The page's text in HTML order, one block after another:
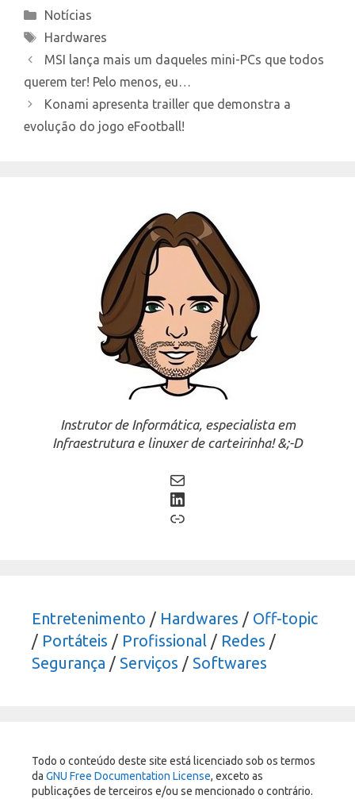
Categories
Notícias
Tags
Hardwares
MSI lança mais um daqueles mini-PCs que todos
querem ter! Pelo menos, eu…
Konami apresenta trailler que demonstra a
evolução do jogo eFootball!
Instrutor de Informática, especialista em
Infraestrutura e linuxer de carteirinha! &;-D
Mail
LinkedIn
Link
Entretenimento / Hardwares / Off-topic
/ Portáteis / Profissional / Redes /
Segurança / Serviços / Softwares
Todo o conteúdo deste site está licenciado sob os termos
da GNU Free Documentation License, exceto as
publicações de terceiros e/ou se mencionado o contrário.